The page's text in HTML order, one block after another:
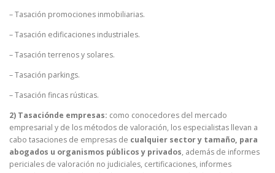
– Tasación promociones inmobiliarias.
– Tasación edificaciones industriales.
– Tasación terrenos y solares.
– Tasación parkings.
– Tasación fincas rústicas.
2) Tasaciónde empresas: como conocedores del mercado
empresarial y de los métodos de valoración, los especialistas llevan a
cabo tasaciones de empresas de cualquier sector y tamaño, para
abogados u organismos públicos y privados, además de informes
periciales de valoración no judiciales, certificaciones, informes